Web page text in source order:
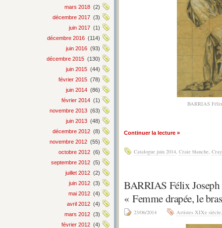
mars 2018 (2)
décembre 2017 (3)
juin 2017 (1)
décembre 2016 (114)
juin 2016 (93)
décembre 2015 (130)
juin 2015 (44)
février 2015 (78)
juin 2014 (86)
février 2014 (1)
novembre 2013 (63)
juin 2013 (48)
décembre 2012 (8)
novembre 2012 (55)
octobre 2012 (6)
septembre 2012 (5)
juillet 2012 (2)
juin 2012 (3)
mai 2012 (4)
avril 2012 (4)
mars 2012 (3)
février 2012 (4)
BARRIAS Félix
Continuer la lecture »
Catalogue juin 2014, Craie blanche,
BARRIAS Félix Joseph
« Femme drapée, le
23/06/2014 Artistes XIXe siècle